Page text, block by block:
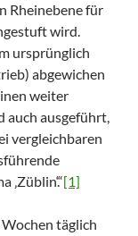
Rheinebene für
wird.
ursprünglich
abgewichen
weiter
auch ausgeführt,
vergleichbaren
[1]
täglich